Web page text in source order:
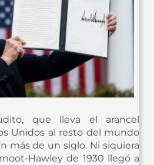
que lleva el arancel
Unidos al resto del mundo
más de un siglo. Ni siquiera
Hawley de 1930 llegó a